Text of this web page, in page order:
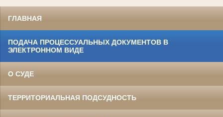
ГЛАВНАЯ
ПОДАЧА ПРОЦЕССУАЛЬНЫХ ДОКУМЕНТОВ В
ЭЛЕКТРОННОМ ВИДЕ
О СУДЕ
ТЕРРИТОРИАЛЬНАЯ ПОДСУДНОСТЬ